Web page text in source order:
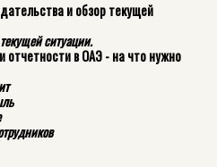
и обзор текущей
ситуации.
в ОАЭ - на что нужно